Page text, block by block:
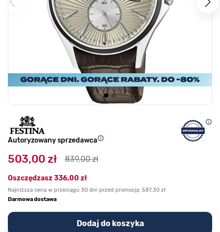
Autoryzowany sprzedawca
503,00 zł 839,00 zł
Oszczędzasz336,00 zł
Najniższa cena w przeciągu 30 dni przed promocją: 587,30 zł
Darmowa dostawa
Dodaj do koszyka